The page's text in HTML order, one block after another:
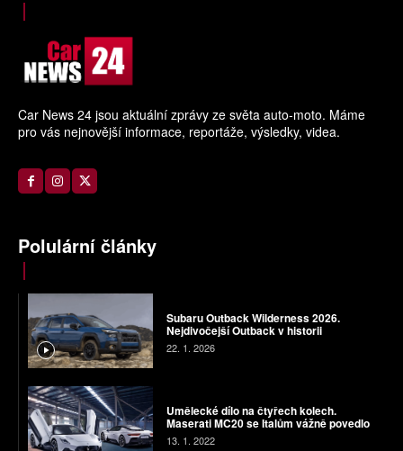
Car News 24 jsou aktuální zprávy ze světa auto-moto. Máme
pro vás nejnovější informace, reportáže, výsledky, videa.
Polulární články
Subaru Outback Wilderness 2026.
Nejdivočejší Outback v historii
22. 1. 2026
Umělecké dílo na čtyřech kolech.
Maserati MC20 se Italům vážně povedlo
13. 1. 2022